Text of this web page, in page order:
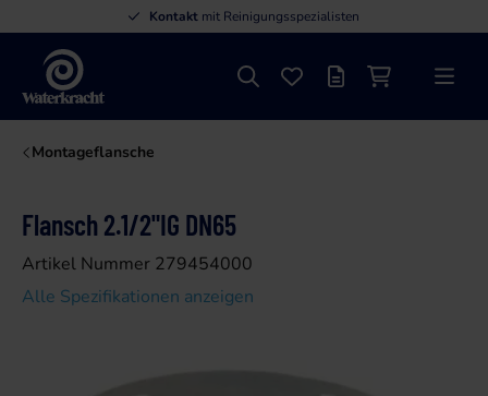
Kontakt mit Reinigungsspezialisten
Waterkracht
SucheFavoritenAngebotslisteMenü
Montageflansche
Flansch 2.1/2"IG DN65
Artikel Nummer 279454000
Alle Spezifikationen anzeigen